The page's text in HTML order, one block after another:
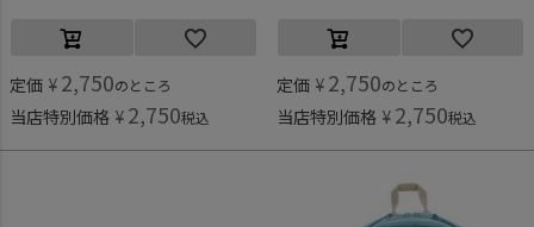
定価 ¥ 2,750のところ
当店特別価格 ¥ 2,750税込
定価 ¥ 2,750のところ
当店特別価格 ¥ 2,750税込